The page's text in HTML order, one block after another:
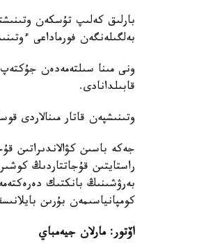
بارلىق كەلىپ تۇسكەن
بەلگىلەنگەن فورماداعى
ونى مىنا سىلتەمەدەن جۇكتەپ
قابىلدانادى.
وتىنىشپەن قاتار مىنالاردى
جەكە باسىن كۋالاندىراتىن
راستايتىن قۇجاتتاردىڭ
بەرۋشىنىڭ بانكتىك
كومپانياسىمەن بۇرىن
اۆتور: مارلان جيەمباي